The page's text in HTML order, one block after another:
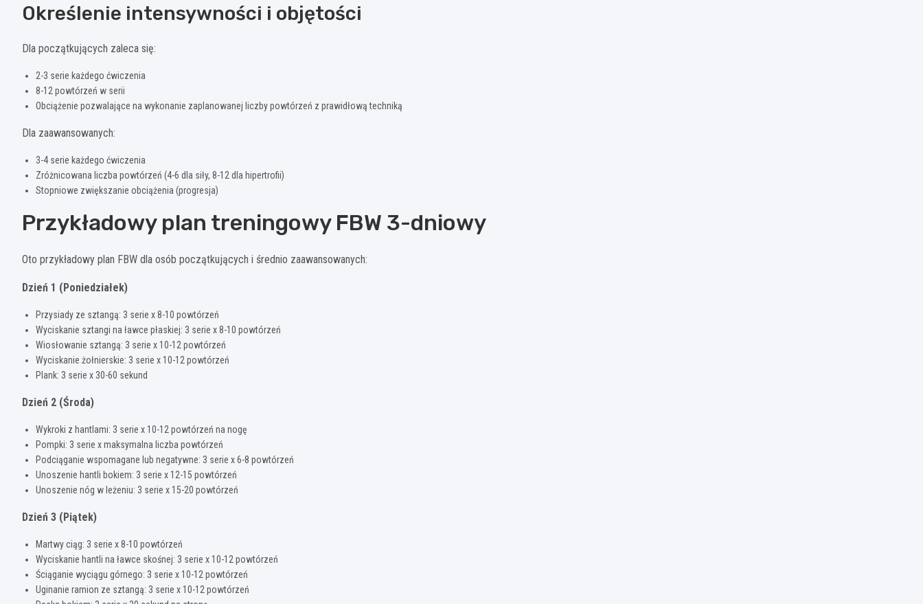
Określenie intensywności i objętości
Dla początkujących zaleca się:
2-3 serie każdego ćwiczenia
8-12 powtórzeń w serii
Obciążenie pozwalające na wykonanie zaplanowanej liczby powtórzeń z prawidłową techniką
Dla zaawansowanych:
3-4 serie każdego ćwiczenia
Zróżnicowana liczba powtórzeń (4-6 dla siły, 8-12 dla hipertrofii)
Stopniowe zwiększanie obciążenia (progresja)
Przykładowy plan treningowy FBW 3-dniowy
Oto przykładowy plan FBW dla osób początkujących i średnio zaawansowanych:
Dzień 1 (Poniedziałek)
Przysiady ze sztangą: 3 serie x 8-10 powtórzeń
Wyciskanie sztangi na ławce płaskiej: 3 serie x 8-10 powtórzeń
Wiosłowanie sztangą: 3 serie x 10-12 powtórzeń
Wyciskanie żołnierskie: 3 serie x 10-12 powtórzeń
Plank: 3 serie x 30-60 sekund
Dzień 2 (Środa)
Wykroki z hantlami: 3 serie x 10-12 powtórzeń na nogę
Pompki: 3 serie x maksymalna liczba powtórzeń
Podciąganie wspomagane lub negatywne: 3 serie x 6-8 powtórzeń
Unoszenie hantli bokiem: 3 serie x 12-15 powtórzeń
Unoszenie nóg w leżeniu: 3 serie x 15-20 powtórzeń
Dzień 3 (Piątek)
Martwy ciąg: 3 serie x 8-10 powtórzeń
Wyciskanie hantli na ławce skośnej: 3 serie x 10-12 powtórzeń
Ściąganie wyciągu górnego: 3 serie x 10-12 powtórzeń
Uginanie ramion ze sztangą: 3 serie x 10-12 powtórzeń